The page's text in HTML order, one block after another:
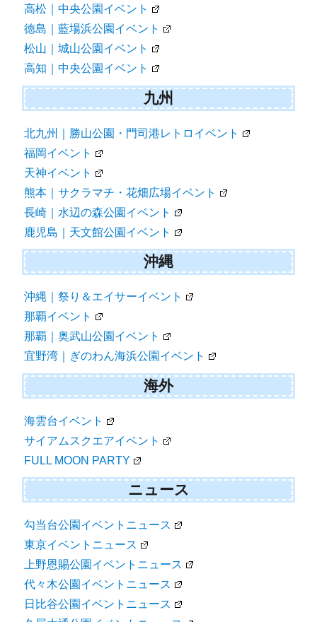
高松｜中央公園イベント
徳島｜藍場浜公園イベント
松山｜城山公園イベント
高知｜中央公園イベント
九州
北九州｜勝山公園・門司港レトロイベント
福岡イベント
天神イベント
熊本｜サクラマチ・花畑広場イベント
長崎｜水辺の森公園イベント
鹿児島｜天文館公園イベント
沖縄
沖縄｜祭り＆エイサーイベント
那覇イベント
那覇｜奥武山公園イベント
宜野湾｜ぎのわん海浜公園イベント
海外
海雲台イベント
サイアムスクエアイベント
FULL MOON PARTY
ニュース
勾当台公園イベントニュース
東京イベントニュース
上野恩賜公園イベントニュース
代々木公園イベントニュース
日比谷公園イベントニュース